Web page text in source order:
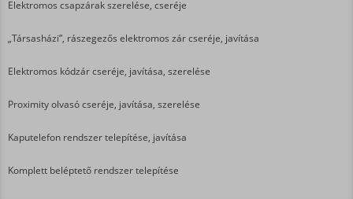
Elektromos csapzárak szerelése, cseréje
„Társasházi”, rászegezős elektromos zár cseréje, javítása
Elektromos kódzár cseréje, javítása, szerelése
Proximity olvasó cseréje, javítása, szerelése
Kaputelefon rendszer telepítése, javítása
Komplett beléptető rendszer telepítése